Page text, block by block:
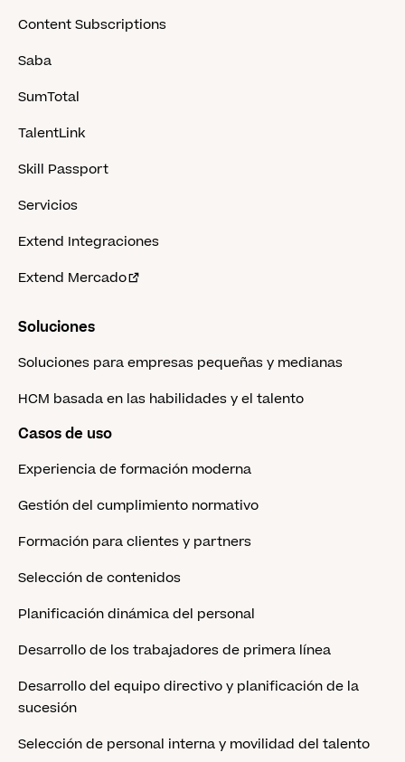
Content Subscriptions
Saba
SumTotal
TalentLink
Skill Passport
Servicios
Extend Integraciones
Extend Mercado
Soluciones
Soluciones para empresas pequeñas y medianas
HCM basada en las habilidades y el talento
Casos de uso
Experiencia de formación moderna
Gestión del cumplimiento normativo
Formación para clientes y partners
Selección de contenidos
Planificación dinámica del personal
Desarrollo de los trabajadores de primera línea
Desarrollo del equipo directivo y planificación de la
sucesión
Selección de personal interna y movilidad del talento